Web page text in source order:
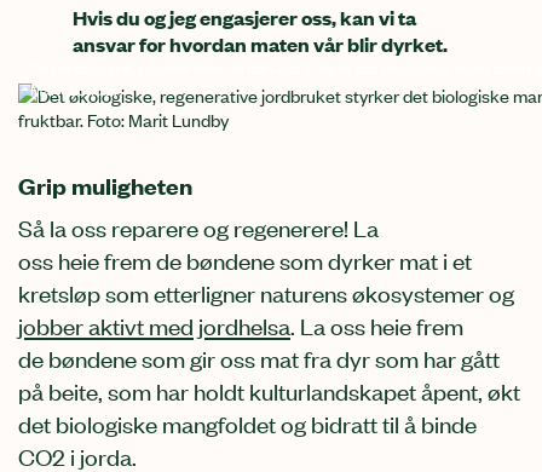
Hvis du og jeg engasjerer oss, kan vi ta
ansvar for hvordan maten vår blir dyrket.
Marit Lundby
Grip muligheten
Så la oss reparere og regenerere! La
oss heiefremde bøndenesomdyrker mat i et
kretsløpsometterligner naturens økosystemerog
jobber aktivt med jordhelsa La oss heie frem
de bøndenesom gir oss mat fra dyr som har gått
på beite, som har holdt kulturlandskapet åpent, økt
det biologiske mangfoldetog bidratt til å binde
CO2 i jorda.